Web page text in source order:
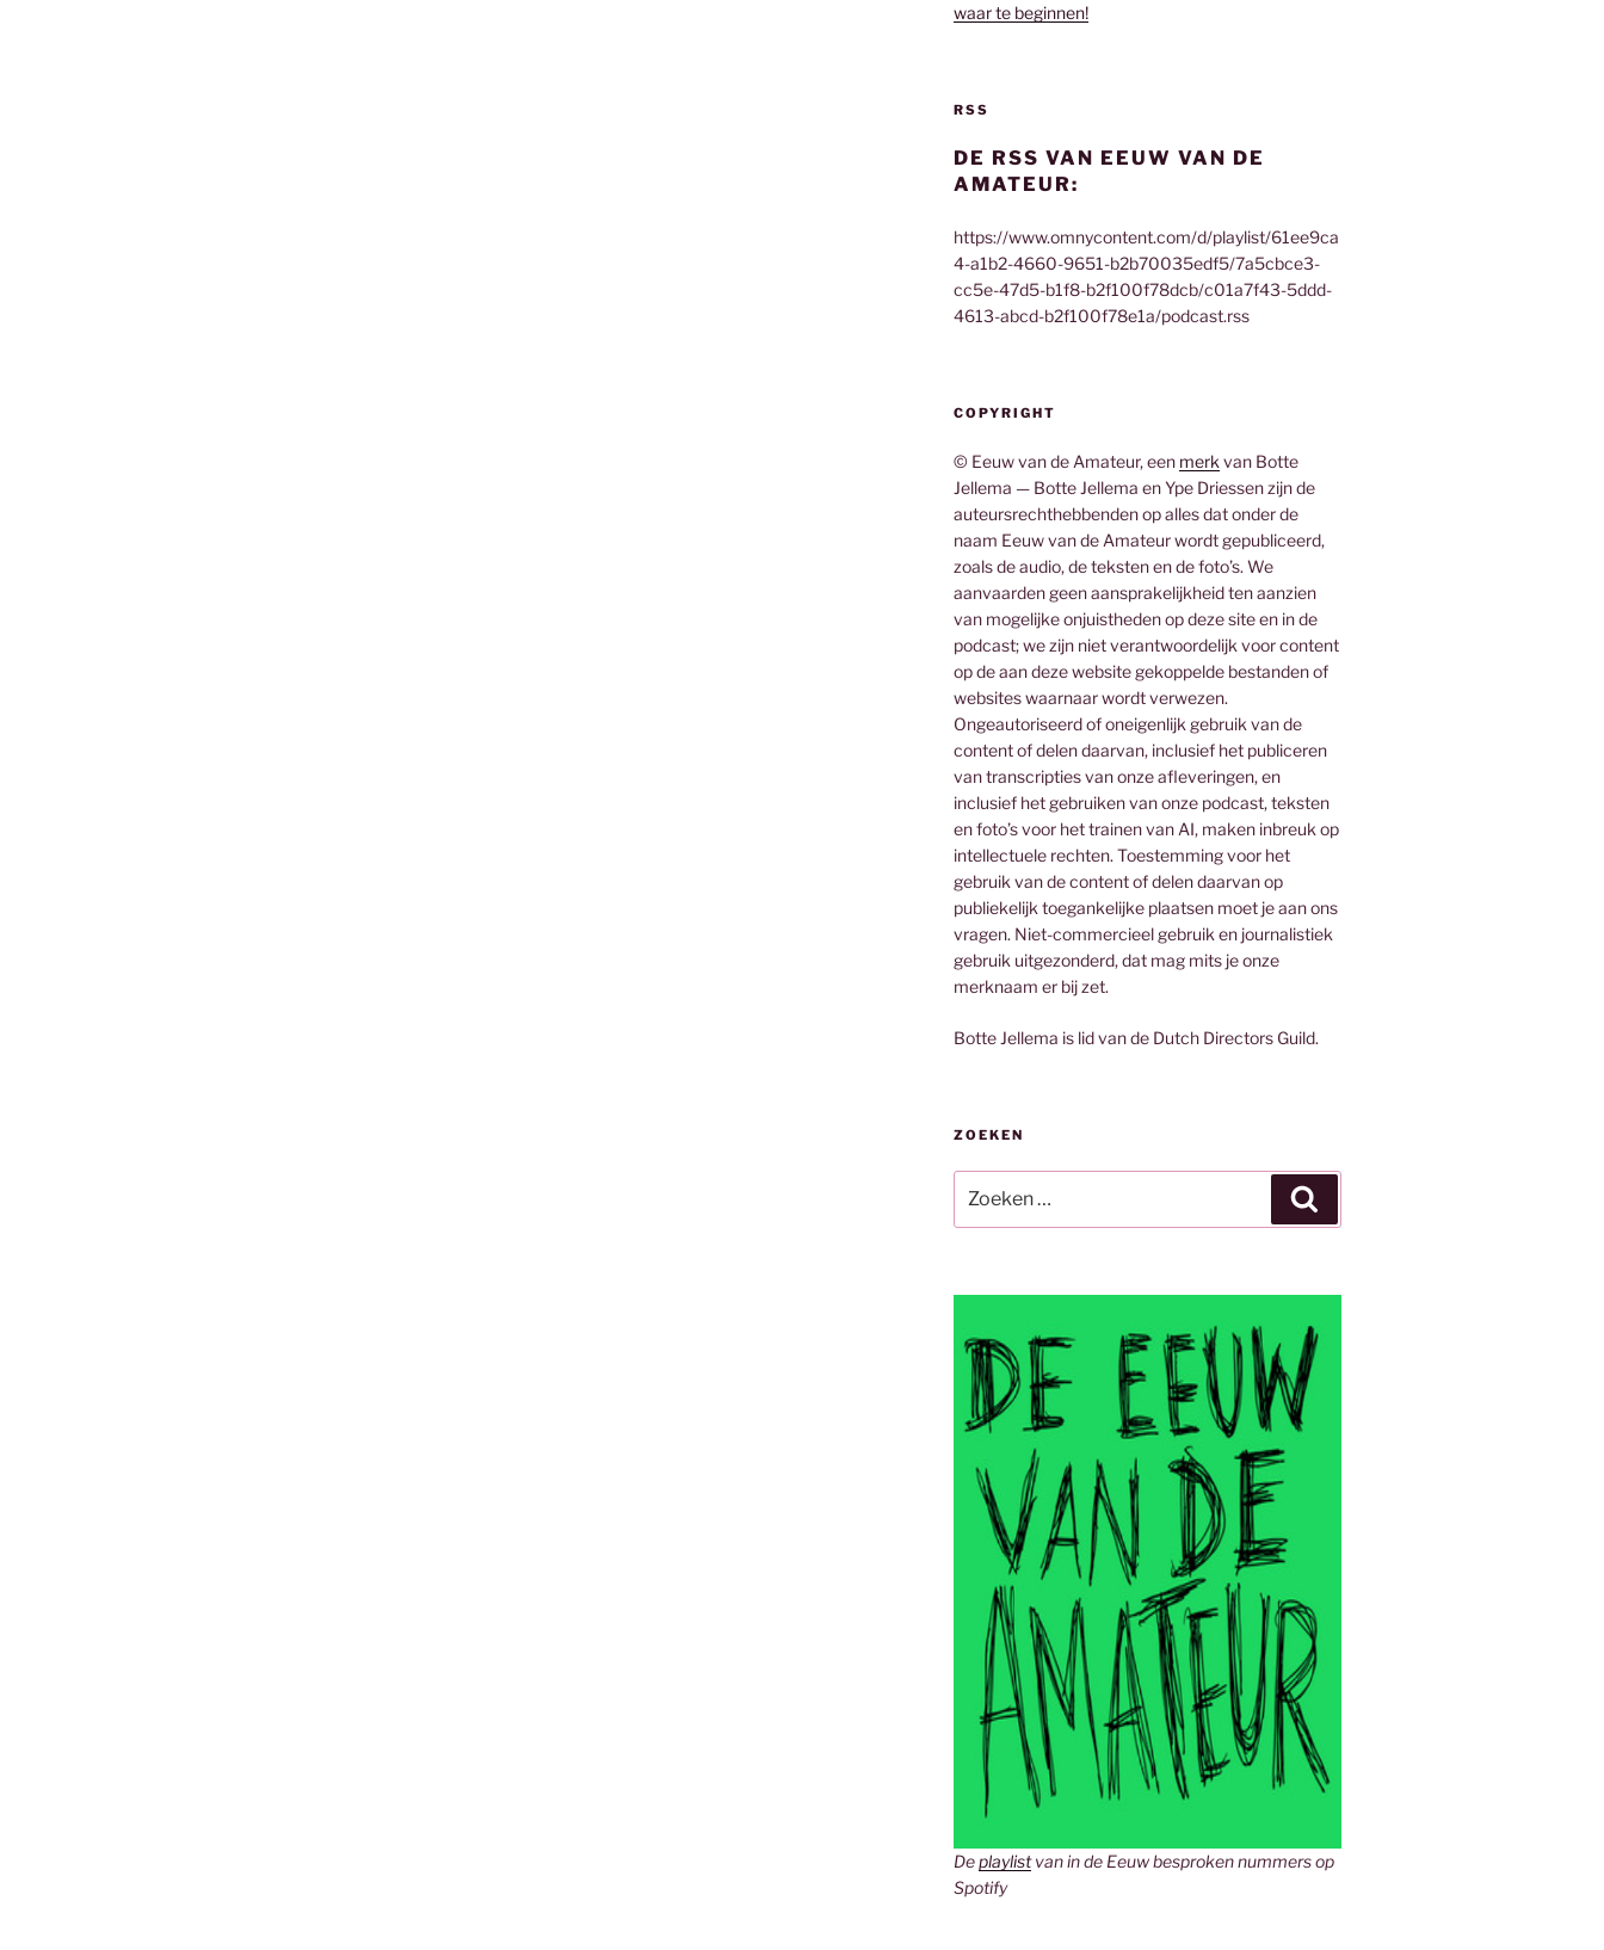
waar te beginnen!
RSS
DE RSS VAN EEUW VAN DE
AMATEUR:
https://www.omnycontent.com/d/playlist/61ee9ca
4-a1b2-4660-9651-b2b70035edf5/7a5cbce3-
cc5e-47d5-b1f8-b2f100f78dcb/c01a7f43-5ddd-
4613-abcd-b2f100f78e1a/podcast.rss
COPYRIGHT
© Eeuw van de Amateur, een merk van Botte
Jellema — Botte Jellema en Ype Driessen zijn de
auteursrechthebbenden op alles dat onder de
naam Eeuw van de Amateur wordt gepubliceerd,
zoals de audio, de teksten en de foto’s. We
aanvaarden geen aansprakelijkheid ten aanzien
van mogelijke onjuistheden op deze site en in de
podcast; we zijn niet verantwoordelijk voor content
op de aan deze website gekoppelde bestanden of
websites waarnaar wordt verwezen.
Ongeautoriseerd of oneigenlijk gebruik van de
content of delen daarvan, inclusief het publiceren
van transcripties van onze afleveringen, en
inclusief het gebruiken van onze podcast, teksten
en foto’s voor het trainen van AI, maken inbreuk op
intellectuele rechten. Toestemming voor het
gebruik van de content of delen daarvan op
publiekelijk toegankelijke plaatsen moet je aan ons
vragen. Niet-commercieel gebruik en journalistiek
gebruik uitgezonderd, dat mag mits je onze
merknaam er bij zet.
Botte Jellema is lid van de Dutch Directors Guild.
ZOEKEN
naar:
Deplaylistvan in de Eeuw besproken nummers op
Spotify